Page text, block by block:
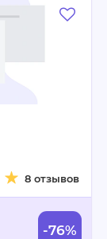
8 отзывов
-76%